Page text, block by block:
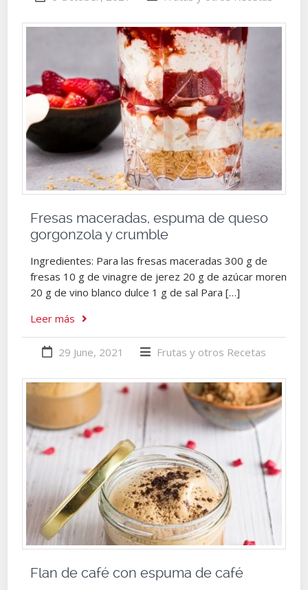
Fresas maceradas, espuma de queso
gorgonzola y crumble
Ingredientes: Para las fresas maceradas 300 g de
fresas 10 g de vinagre de jerez 20 g de azúcar moreno
20 g de vino blanco dulce 1 g de sal Para […]
Leer más
29 June, 2021 Frutas y otros Recetas
Flan de café con espuma de café